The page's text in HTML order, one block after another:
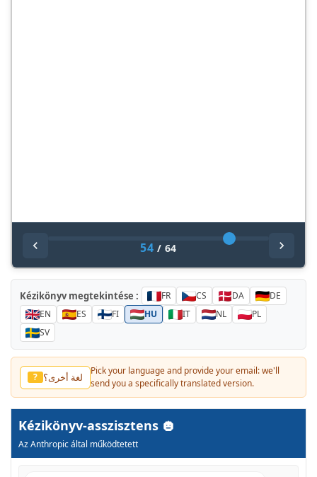
54 / 64
Kézikönyv megtekintése : FR CS DA
DE
EN
ES FI HU IT NL
PL
SV
? لغة أخرى؟
Pick your language and provide your email: we'll
send you a specifically translated version.
Kézikönyv-asszisztens
Az Anthropic által működtetett